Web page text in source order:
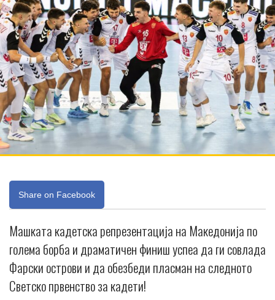
Share on Facebook
Машката кадетска репрезентација на Македонија по
голема борба и драматичен финиш успеа да ги совлада
Фарски острови и да обезбеди пласман на следното
Светско првенство за кадети!